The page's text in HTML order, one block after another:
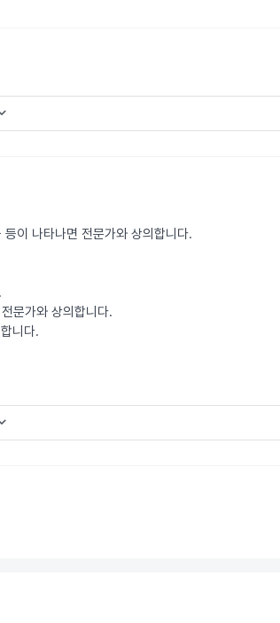
이 나타나면 전문가와 상의합니다.
문가와 상의합니다.
니다.